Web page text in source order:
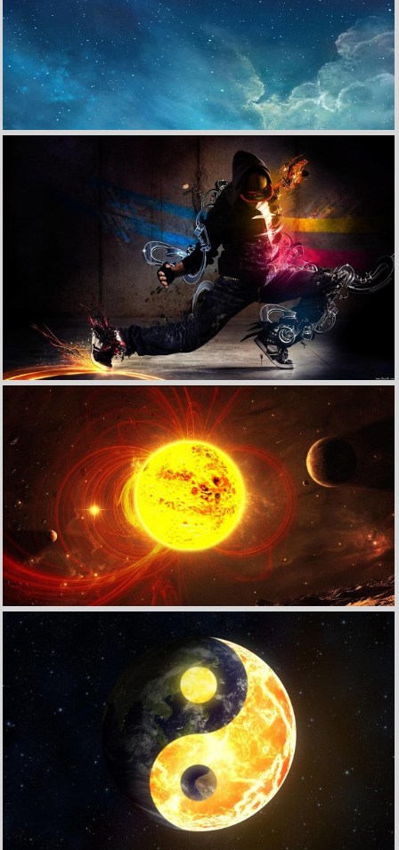
炫酷特效视觉艺术设计星空光宇宙高清壁纸
炫酷特效视觉艺术设计炫彩彩色光高清壁纸
立 即 下 载
收 藏
炫酷特效视觉艺术设计星空光宇宙高清壁纸
立 即 下 载
收 藏
立 即 下 载
立 即 下 载
收 藏